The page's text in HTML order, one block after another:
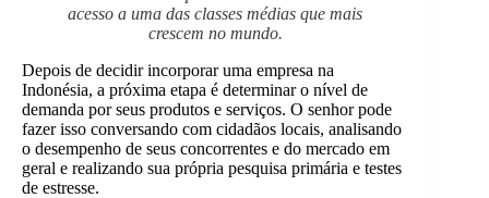
acesso a uma das classes médias que mais
crescem no mundo.
Depois de decidir incorporar uma empresa na
Indonésia, a próxima etapa é determinar o nível de
demanda por seus produtos e serviços. O senhor pode
fazer isso conversando com cidadãos locais, analisando
o desempenho de seus concorrentes e do mercado em
geral e realizando sua própria pesquisa primária e testes
de estresse.